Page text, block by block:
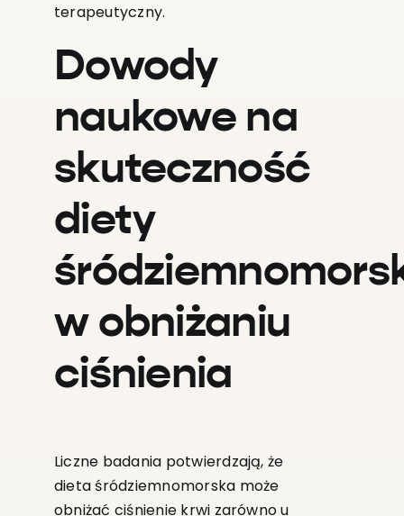
terapeutyczny.
Dowody
naukowe na
skuteczność
diety
w obniżaniu
ciśnienia
Liczne badania potwierdzają, że
dieta śródziemnomorska może
obniżać ciśnienie krwi zarówno u